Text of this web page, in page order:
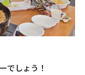
でしょう！